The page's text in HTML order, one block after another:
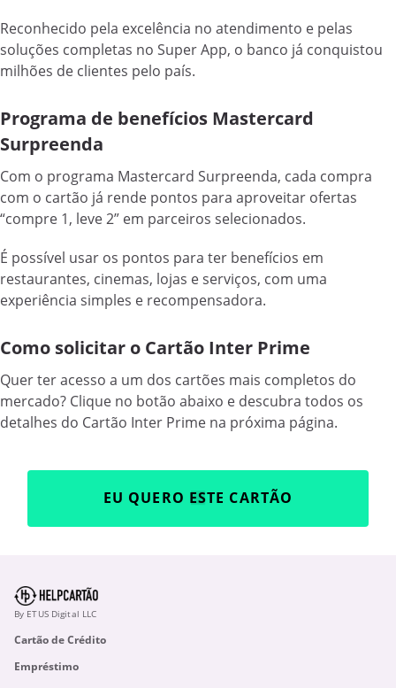
Reconhecido pela excelência no atendimento e pelas
soluções completas no Super App, o banco já conquistou
milhões de clientes pelo país.
Programa de benefícios Mastercard
Surpreenda
Com o programa Mastercard Surpreenda, cada compra
com o cartão já rende pontos para aproveitar ofertas
“compre 1, leve 2” em parceiros selecionados.
É possível usar os pontos para ter benefícios em
restaurantes, cinemas, lojas e serviços, com uma
experiência simples e recompensadora.
Como solicitar o Cartão Inter Prime
Quer ter acesso a um dos cartões mais completos do
mercado? Clique no botão abaixo e descubra todos os
detalhes do Cartão Inter Prime na próxima página.
EU QUERO ESTE CARTÃO
By ETUS Digital LLC
Cartão de Crédito
Empréstimo